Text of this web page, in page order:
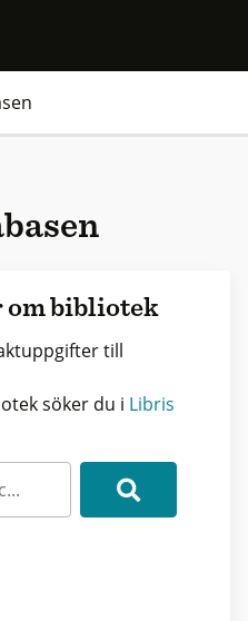
bibliotek
till
söker du i Libris